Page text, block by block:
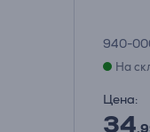
940-
На
Цена:
34